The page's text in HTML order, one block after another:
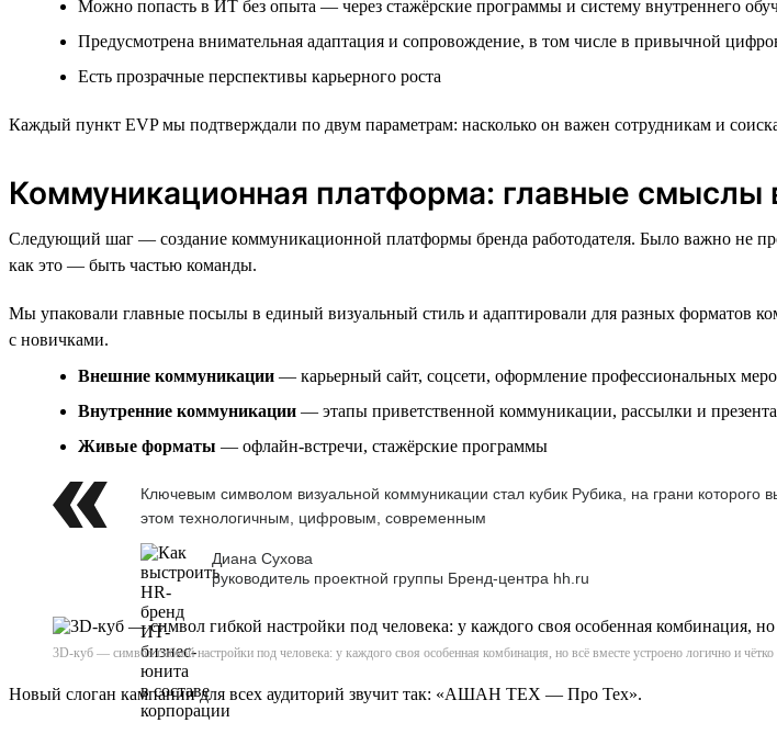
Можно попасть в ИТ без опыта — через стажёрские программы и систему внутреннего
Предусмотрена внимательная адаптация и сопровождение, в том числе в привычной
Есть прозрачные перспективы карьерного роста
Каждый пункт EVP мы подтверждали по двум параметрам: насколько он важен сотрудникам и
Коммуникационная платформа: главные смыслы
Следующий шаг — создание коммуникационной платформы бренда работодателя. Было важно не
как это — быть частью команды.
Мы упаковали главные посылы в единый визуальный стиль и адаптировали для разных форматов
с новичками.
Внешние коммуникации — карьерный сайт, соцсети, оформление профессиональных
Внутренние коммуникации — этапы приветственной коммуникации, рассылки и
Живые форматы — офлайн-встречи, стажёрские программы
Ключевым символом визуальной коммуникации стал кубик Рубика, на грани
этом технологичным, цифровым, современным
Диана Сухова
руководитель проектной группы Бренд-центра hh.ru
3D-куб — символ гибкой настройки под человека: у каждого своя особенная комбинация, но всё вместе устроено логично и чётко
Новый слоган кампании для всех аудиторий звучит так: «АШАН ТЕХ — Про Тех».